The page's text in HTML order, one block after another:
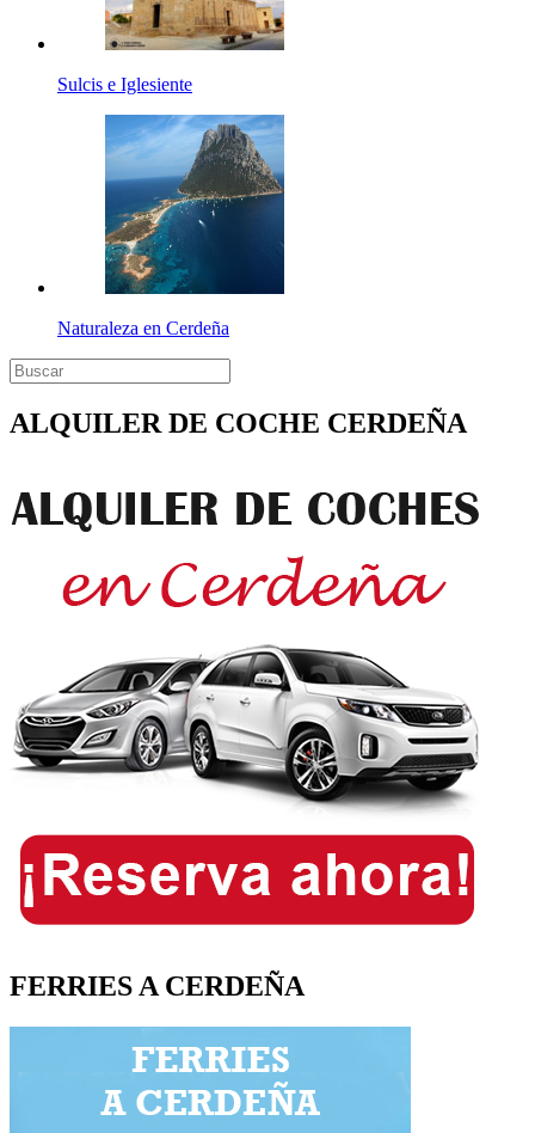
Sulcis e Iglesiente
Naturaleza en Cerdeña
ALQUILER DE COCHE CERDEÑA
FERRIES A CERDEÑA